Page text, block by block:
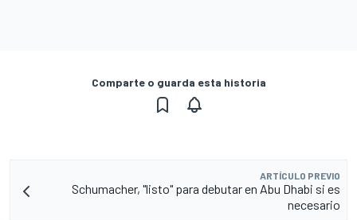
Comparte o guarda esta historia
ARTÍCULO PREVIO
Schumacher, "listo" para debutar en Abu Dhabi si es
necesario